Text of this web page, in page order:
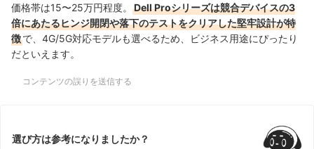
価格帯は15〜25万円程度。
Dell Proシリーズは競合デバイスの3
倍にあたるヒンジ開閉や落下のテストをクリアした堅牢設計が特
徴で、4G/5G対応モデルも選べるため、ビジネス用途にぴったり
だといえます。
コンテンツの誤りを送信する
選び方は参考になりましたか？